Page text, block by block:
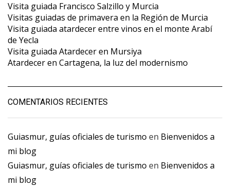
Visita guiada Francisco Salzillo y Murcia
Visitas guiadas de primavera en la Región de Murcia
Visita guiada atardecer entre vinos en el monte Arabí
de Yecla
Visita guiada Atardecer en Mursiya
Atardecer en Cartagena, la luz del modernismo
COMENTARIOS RECIENTES
Guiasmur, guías oficiales de turismo en Bienvenidos a
mi blog
Guiasmur, guías oficiales de turismo en Bienvenidos a
mi blog